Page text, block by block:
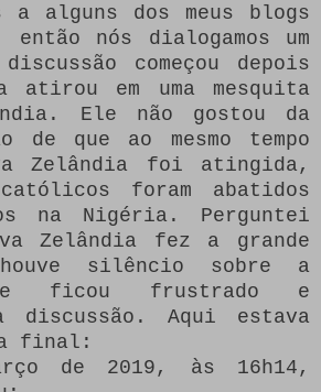
a alguns dos meus blogs
nós dialogamos um
discussão começou depois
atirou em uma mesquita
Ele não gostou da
de que ao mesmo tempo
Zelândia foi atingida,
foram abatidos
na Nigéria.
Perguntei
Zelândia fez a grande
silêncio sobre a
ficou frustrado e
discussão.
Aqui estava
final:
de 2019, às 16h14,